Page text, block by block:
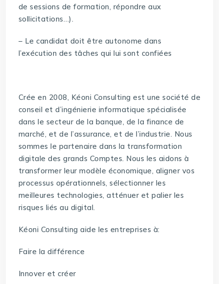
de sessions de formation, répondre aux
sollicitations…).
– Le candidat doit être autonome dans
l’exécution des tâches qui lui sont confiées
Crée en 2008, Kéoni Consulting est une société de
conseil et d’ingénierie informatique spécialisée
dans le secteur de la banque, de la finance de
marché, et de l’assurance, et de l’industrie. Nous
sommes le partenaire dans la transformation
digitale des grands Comptes. Nous les aidons à
transformer leur modèle économique, aligner vos
processus opérationnels, sélectionner les
meilleures technologies, atténuer et palier les
risques liés au digital.
Kéoni Consulting aide les entreprises à:
Faire la différence
Innover et créer